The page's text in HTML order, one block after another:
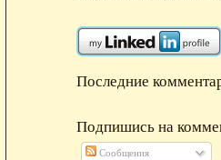
Последние
Подпишись на
Сообщения